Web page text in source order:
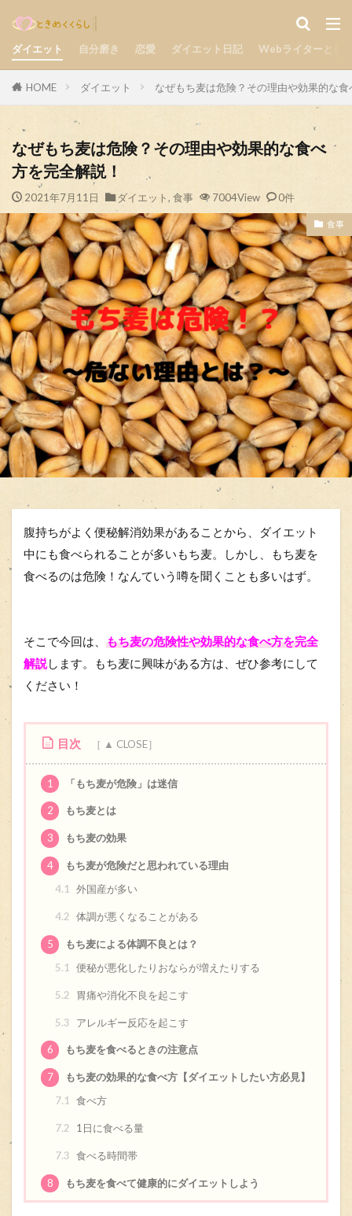
ダイエット 自分磨き 恋愛 ダイエット日記 Webライターとし
HOME ダイエット なぜもち麦は危険？その理由や効果的な
なぜもち麦は危険？その理由や効果的な食べ
方を完全解説！
2021年7月11日 ダイエット, 食事 7004View 0件
食事
腹持ちがよく便秘解消効果があることから、ダイエット
中にも食べられることが多いもち麦。しかし、もち麦を
食べるのは危険！なんていう噂を聞くことも多いはず。
そこで今回は、 もち麦の危険性や効果的な食べ方を完全
解説します。もち麦に興味がある方は、ぜひ参考にして
ください！
目次
1 「もち麦が危険」は迷信
2 もち麦とは
3 もち麦の効果
4
もち麦が危険だと思われている理由
4.1 外国産が多い
4.2 体調が悪くなることがある
5
もち麦による体調不良とは？
5.1
便秘が悪化したりおならが増えたりする
5.2 胃痛や消化不良を起こす
5.3 アレルギー反応を起こす
6 もち麦を食べるときの注意点
7
もち麦の効果的な食べ方【ダイエットしたい方必見】
7.1 食べ方
7.2 1日に食べる量
7.3 食べる時間帯
8 もち麦を食べて健康的にダイエットしよう
カテゴリー